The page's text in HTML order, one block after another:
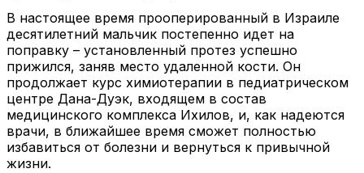
В настоящее время прооперированный в Израиле
десятилетний мальчик постепенно идет на
поправку – установленный протез успешно
прижился, заняв место удаленной кости. Он
продолжает курс химиотерапии в педиатрическом
центре Дана-Дуэк, входящем в состав
медицинского комплекса Ихилов, и, как надеются
врачи, в ближайшее время сможет полностью
избавиться от болезни и вернуться к привычной
жизни.